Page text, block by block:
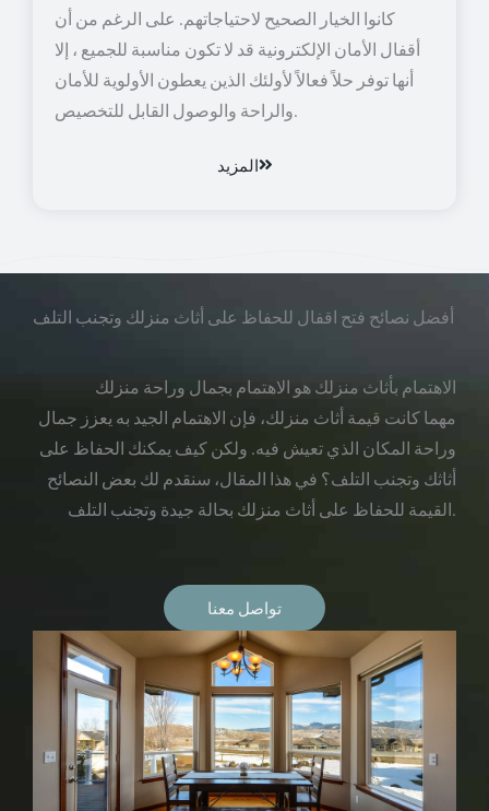
كانوا الخيار الصحيح لاحتياجاتهم. على الرغم من أن
أقفال الأمان الإلكترونية قد لا تكون مناسبة للجميع ، إلا
أنها توفر حلاً فعالاً لأولئك الذين يعطون الأولوية للأمان
والراحة والوصول القابل للتخصيص.
المزيد
أفضل نصائح فتح اقفال للحفاظ على أثاث منزلك وتجنب التلف
الاهتمام بأثاث منزلك هو الاهتمام بجمال وراحة منزلك
مهما كانت قيمة أثاث منزلك، فإن الاهتمام الجيد به يعزز جمال
وراحة المكان الذي تعيش فيه. ولكن كيف يمكنك الحفاظ على
أثاثك وتجنب التلف؟ في هذا المقال، سنقدم لك بعض النصائح
القيمة للحفاظ على أثاث منزلك بحالة جيدة وتجنب التلف.
تواصل معنا